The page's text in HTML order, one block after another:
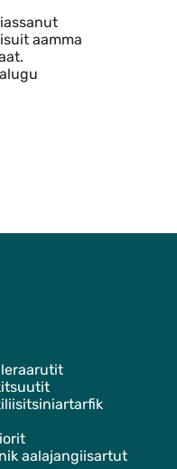
aamma
aalajangiisartut